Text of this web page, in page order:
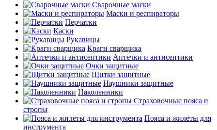
Сварочные маски
Маски и респираторы
Перчатки
Каски
Рукавицы
Краги сварщика
Аптечки и антисептики
Очки защитные
Щитки защитные
Наушники защитные
Наколенники
Страховочные пояса и
стропы
Пояса и жилеты для
инструмента